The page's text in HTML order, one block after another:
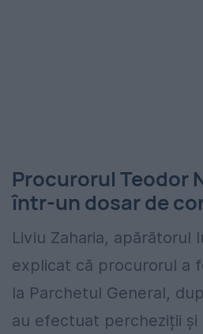
Procurorul Teodor
într-un dosar de
Liviu Zaharia, apărătorul
explicat că procurorul a
la Parchetul General,
au efectuat percheziții și